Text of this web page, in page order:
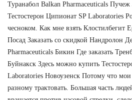
Туранабол Balkan Pharmaceuticals Пучеж
Тестостерон Ципионат SP Laboratories
чесноком. Как мне взять Клостилбегит
Посад Заказать со скидкой Нандролон
Pharmaceuticals Бикин Где заказать
Буйнакск Здесь можно купить
Laboratories Новоузенск Потому что мои
разному трактовать. Большая часть